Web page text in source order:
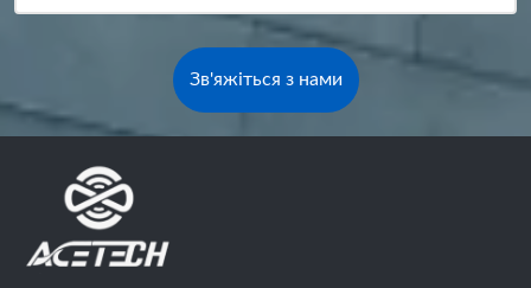
Зв'яжіться з нами